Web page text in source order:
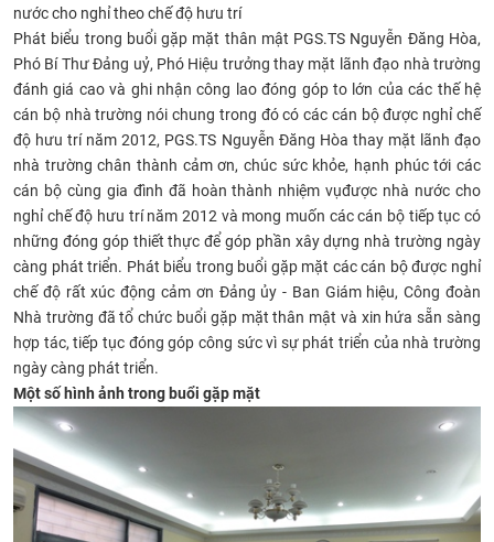
CỰU NGƯỜI HỌC
nước cho nghỉ theo chế độ hưu trí
Phát biểu trong buổi gặp mặt thân mật PGS.TS Nguyễn Đăng Hòa,
Phó Bí Thư Đảng uỷ, Phó Hiệu trưởng thay mặt lãnh đạo nhà trường
đánh giá cao và ghi nhận công lao đóng góp to lớn của các thế hệ
cán bộ nhà trường nói chung trong đó có các cán bộ được nghỉ chế
độ hưu trí năm 2012, PGS.TS Nguyễn Đăng Hòa thay mặt lãnh đạo
nhà trường chân thành cảm ơn, chúc sức khỏe, hạnh phúc tới các
cán bộ cùng gia đình đã hoàn thành nhiệm vụđược nhà nước cho
nghỉ chế độ hưu trí năm 2012 và mong muốn các cán bộ tiếp tục có
những đóng góp thiết thực để góp phần xây dựng nhà trường ngày
càng phát triển. Phát biểu trong buổi gặp mặt các cán bộ được nghỉ
chế độ rất xúc động cảm ơn Đảng ủy - Ban Giám hiệu, Công đoàn
Nhà trường đã tổ chức buổi gặp mặt thân mật và xin hứa sẵn sàng
hợp tác, tiếp tục đóng góp công sức vì sự phát triển của nhà trường
ngày càng phát triển.
Một số hình ảnh trong buổi gặp mặt